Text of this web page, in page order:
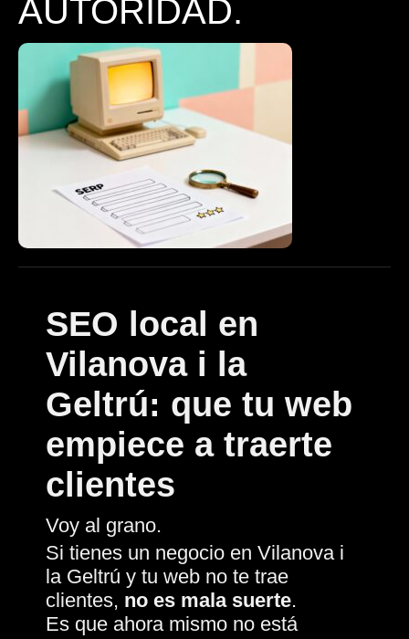
AUTORIDAD.
SEO local en
Vilanova i la
Geltrú: que tu web
empiece a traerte
clientes
Voy al grano.
Si tienes un negocio en Vilanova i
la Geltrú y tu web no te trae
clientes, no es mala suerte.
Es que ahora mismo no está